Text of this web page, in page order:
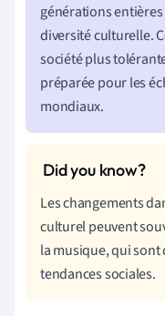
générations
diversité culturelle.
société plus
préparée pour les
mondiaux.
Les changements
culturel peuvent
la musique, qui
tendances sociales.